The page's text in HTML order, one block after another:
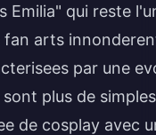
Emilia" qui reste
arts
par une
plus de
de cosplay avec